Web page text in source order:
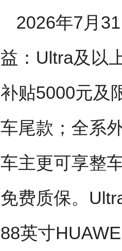
2026年7月
益：Ultra及以
补贴5000元及
车尾款；全系
车主更可享整
免费质保。
88英寸